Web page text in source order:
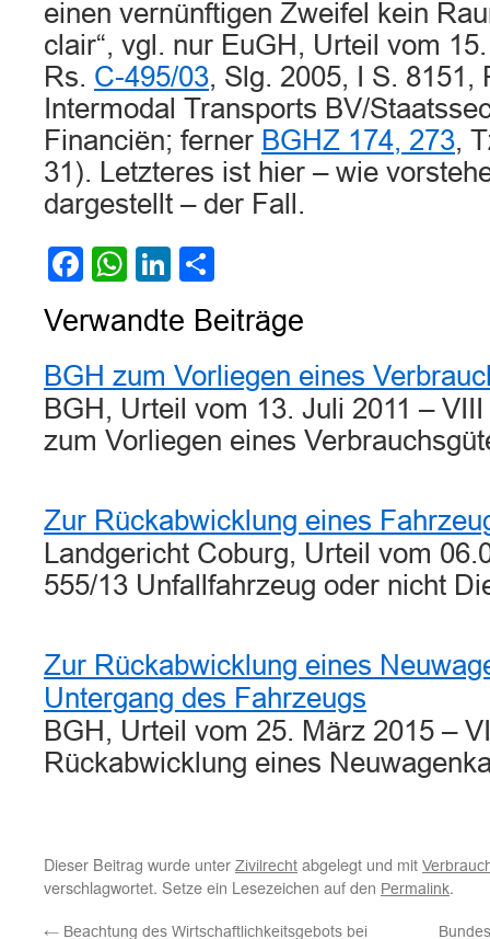
einen vernünftigen Zweifel kein
clair“, vgl. nur EuGH, Urteil vom
Rs. C-495/03, Slg. 2005, I S. 8151,
Intermodal Transports BV/
Financiën; ferner BGHZ 174, 273,
31). Letzteres ist hier – wie
dargestellt – der Fall.
Facebook
WhatsApp
LinkedIn
Verwandte Beiträge
BGH zum Vorliegen eines
BGH, Urteil vom 13. Juli 2011 –
zum Vorliegen eines
Zur Rückabwicklung eines
Landgericht Coburg, Urteil vom
555/13 Unfallfahrzeug oder nicht
Zur Rückabwicklung eines
Untergang des Fahrzeugs
BGH, Urteil vom 25. März 2015 –
Rückabwicklung eines
Dieser Beitrag wurde unter Zivilrecht abgelegt und mit
verschlagwortet. Setze ein Lesezeichen auf den Permalink.
← Beachtung des Wirtschaftlichkeitsgebots bei